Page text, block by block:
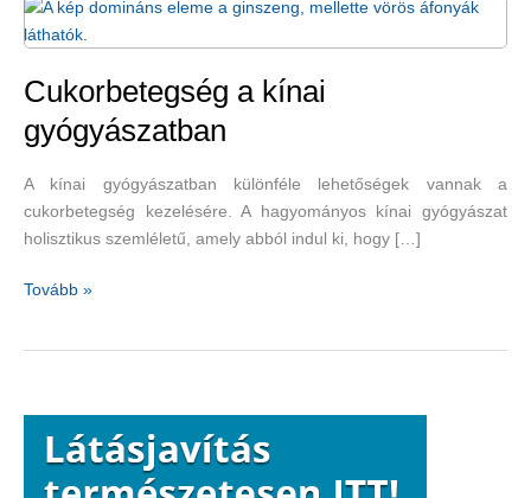
Cukorbetegség a kínai
gyógyászatban
A kínai gyógyászatban különféle lehetőségek vannak a
cukorbetegség kezelésére. A hagyományos kínai gyógyászat
holisztikus szemléletű, amely abból indul ki, hogy […]
Cukorbetegség
Tovább »